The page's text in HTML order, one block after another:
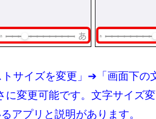
サイズを変更」➔「画面下の
に変更可能です。文字サイズ
アプリと説明があります。